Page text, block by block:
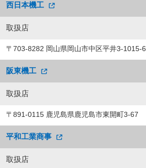
西日本機工
取扱店
〒703-8282 岡山県岡山市中区平井3-1015-6
阪東機工
取扱店
〒891-0115 鹿児島県鹿児島市東開町3-67
平和工業商事
取扱店